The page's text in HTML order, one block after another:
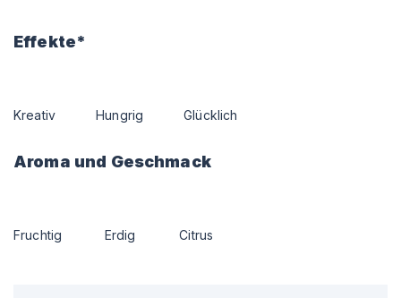
Effekte*
Kreativ Hungrig Glücklich
Aroma und Geschmack
Fruchtig Erdig Citrus